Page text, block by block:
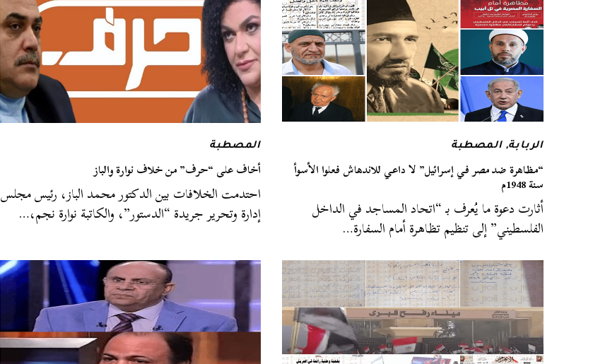
الربابة,المصطبة
“مظاهرة ضد مصر في إسرائيل” لا داعي للاندهاش فعلوا الأسوأ
سنة 1948م
أثارت دعوة ما يُعرف بـ “اتحاد المساجد في الداخل
الفلسطيني” إلى تنظيم تظاهرة أمام السفارة…
المصطبة
أخاف على “حرف” من خلاف نوارة والباز
احتدمت الخلافات بين الدكتور محمد الباز، رئيس مجلس
إدارة وتحرير جريدة “الدستور”، والكاتبة نوارة نجم،…